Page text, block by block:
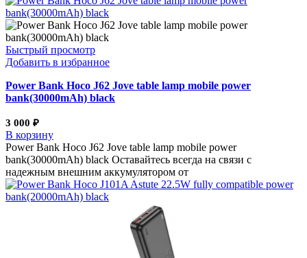
Быстрый просмотр
Добавить в избранное
Power Bank Hoco J62 Jove table lamp mobile power
bank(30000mAh) black
3 000 ₽
В корзину
Power Bank Hoco J62 Jove table lamp mobile power
bank(30000mAh) black Оставайтесь всегда на связи с
надежным внешним аккумулятором от